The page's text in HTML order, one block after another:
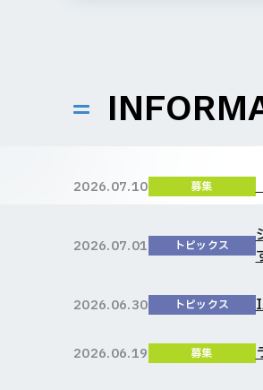
2026.07.10 募集
2026.07.01 トピックス
2026.06.30 トピックス
2026.06.19 募集